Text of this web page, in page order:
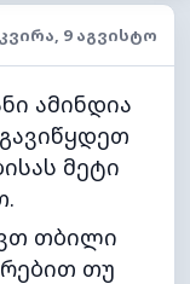
ᲙᲕᲘᲠᲐ, 9 ᲐᲒᲕᲘᲡᲢᲝ
ამინდია
მეტი
თბილი
თუ